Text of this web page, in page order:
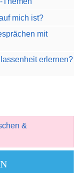
mich ist?
mit
erlernen?
&